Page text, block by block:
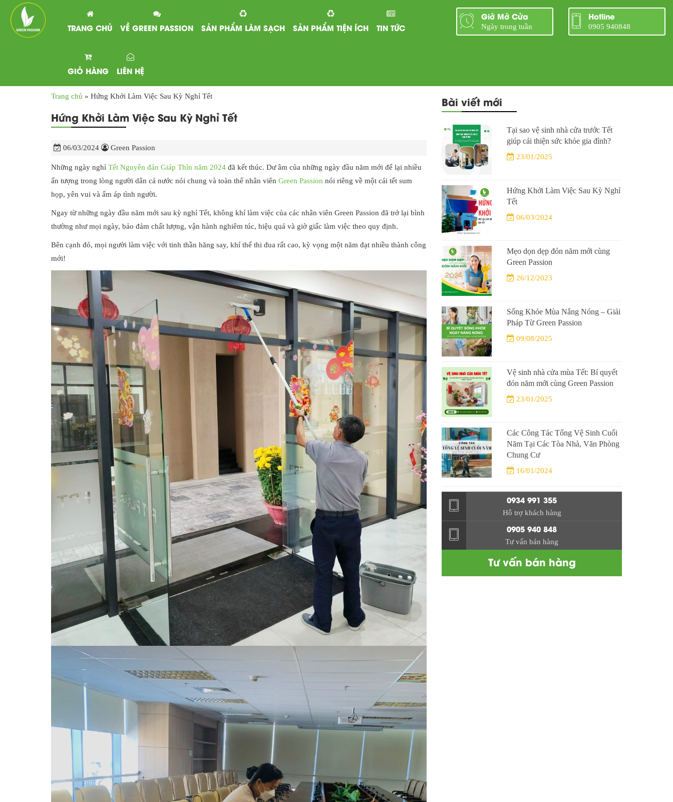
TRANG CHỦ VỀ GREEN PASSION SẢN PHẨM LÀM SẠCH SẢN PHẨM TIỆN ÍCH TIN TỨC
GIỎ HÀNG LIÊN HỆ
Giở Mở Cửa
Ngày trong tuần
Hotline
0905 940848
Trang chủ » Hứng Khởi Làm Việc Sau Kỳ Nghỉ Tết
Hứng Khởi Làm Việc Sau Kỳ Nghỉ Tết
06/03/2024 Green Passion
Những ngày nghỉ Tết Nguyên đán Giáp Thìn năm 2024 đã kết thúc. Dư âm của những ngày đầu năm mới để lại nhiều
ấn tượng trong lòng người dân cả nước nói chung và toàn thể nhân viên Green Passion nói riêng về một cái tết sum
họp, yên vui và ấm áp tình người.
Ngay từ những ngày đầu năm mới sau kỳ nghỉ Tết, không khí làm việc của các nhân viên Green Passion đã trở lại bình
thường như mọi ngày, bảo đảm chất lượng, vận hành nghiêm túc, hiệu quả và giờ giấc làm việc theo quy định.
Bên cạnh đó, mọi người làm việc với tinh thần hăng say, khí thế thi đua rất cao, kỳ vọng một năm đạt nhiều thành công
mới!
Bài viết mới
Tại sao vệ sinh nhà cửa trước Tết
giúp cải thiện sức khỏe gia đình?
23/01/2025
Hứng Khởi Làm Việc Sau Kỳ Nghỉ
Tết
06/03/2024
Mẹo dọn dẹp đón năm mới cùng
Green Passion
26/12/2023
Sống Khỏe Mùa Nắng Nóng – Giải
Pháp Từ Green Passion
09/08/2025
Vệ sinh nhà cửa mùa Tết: Bí quyết
đón năm mới cùng Green Passion
23/01/2025
Các Công Tác Tổng Vệ Sinh Cuối
Năm Tại Các Tòa Nhà, Văn Phòng
Chung Cư
16/01/2024
0934 991 355
Hỗ trợ khách hàng
0905 940 848
Tư vấn bán hàng
Tư vấn bán hàng